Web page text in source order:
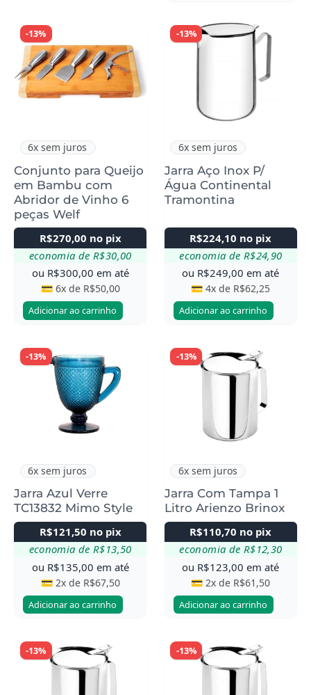
-13%
6x sem juros
Conjunto para Queijo
em Bambu com
Abridor de Vinho 6
peças Welf
R$270,00 no pix
economia de R$30,00
ou R$300,00 em até
💳 6x de R$50,00
Adicionar ao carrinho
-13%
6x sem juros
Jarra Aço Inox P/
Água Continental
Tramontina
R$224,10 no pix
economia de R$24,90
ou R$249,00 em até
💳 4x de R$62,25
Adicionar ao carrinho
-13%
6x sem juros
Jarra Azul Verre
TC13832 Mimo Style
R$121,50 no pix
economia deR$13,50
ou R$135,00 em até
💳 2x de R$67,50
Adicionar ao carrinho
-13%
6x sem juros
Jarra Com Tampa 1
Litro Arienzo Brinox
R$110,70 no pix
economia de R$12,30
ou R$123,00 em até
💳 2x de R$61,50
Adicionar ao carrinho
-13% -13%